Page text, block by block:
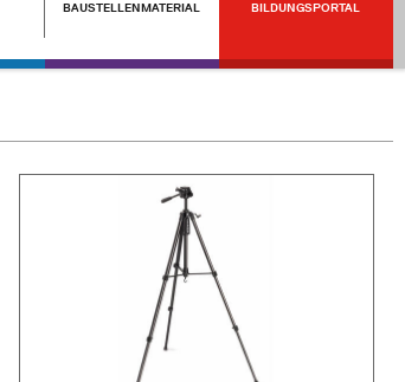
BAUSTELLENMATERIAL BILDUNGSPORTAL